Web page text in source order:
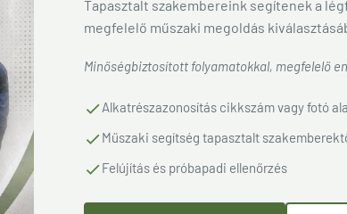
Tapasztalt szakembereink segítenek a
megfelelő műszaki megoldás
Minőségbiztosított folyamatokkal, megfelelő
Alkatrészazonosítás cikkszám vagy fotó
Műszaki segítség tapasztalt
Felújítás és próbapadi ellenőrzés